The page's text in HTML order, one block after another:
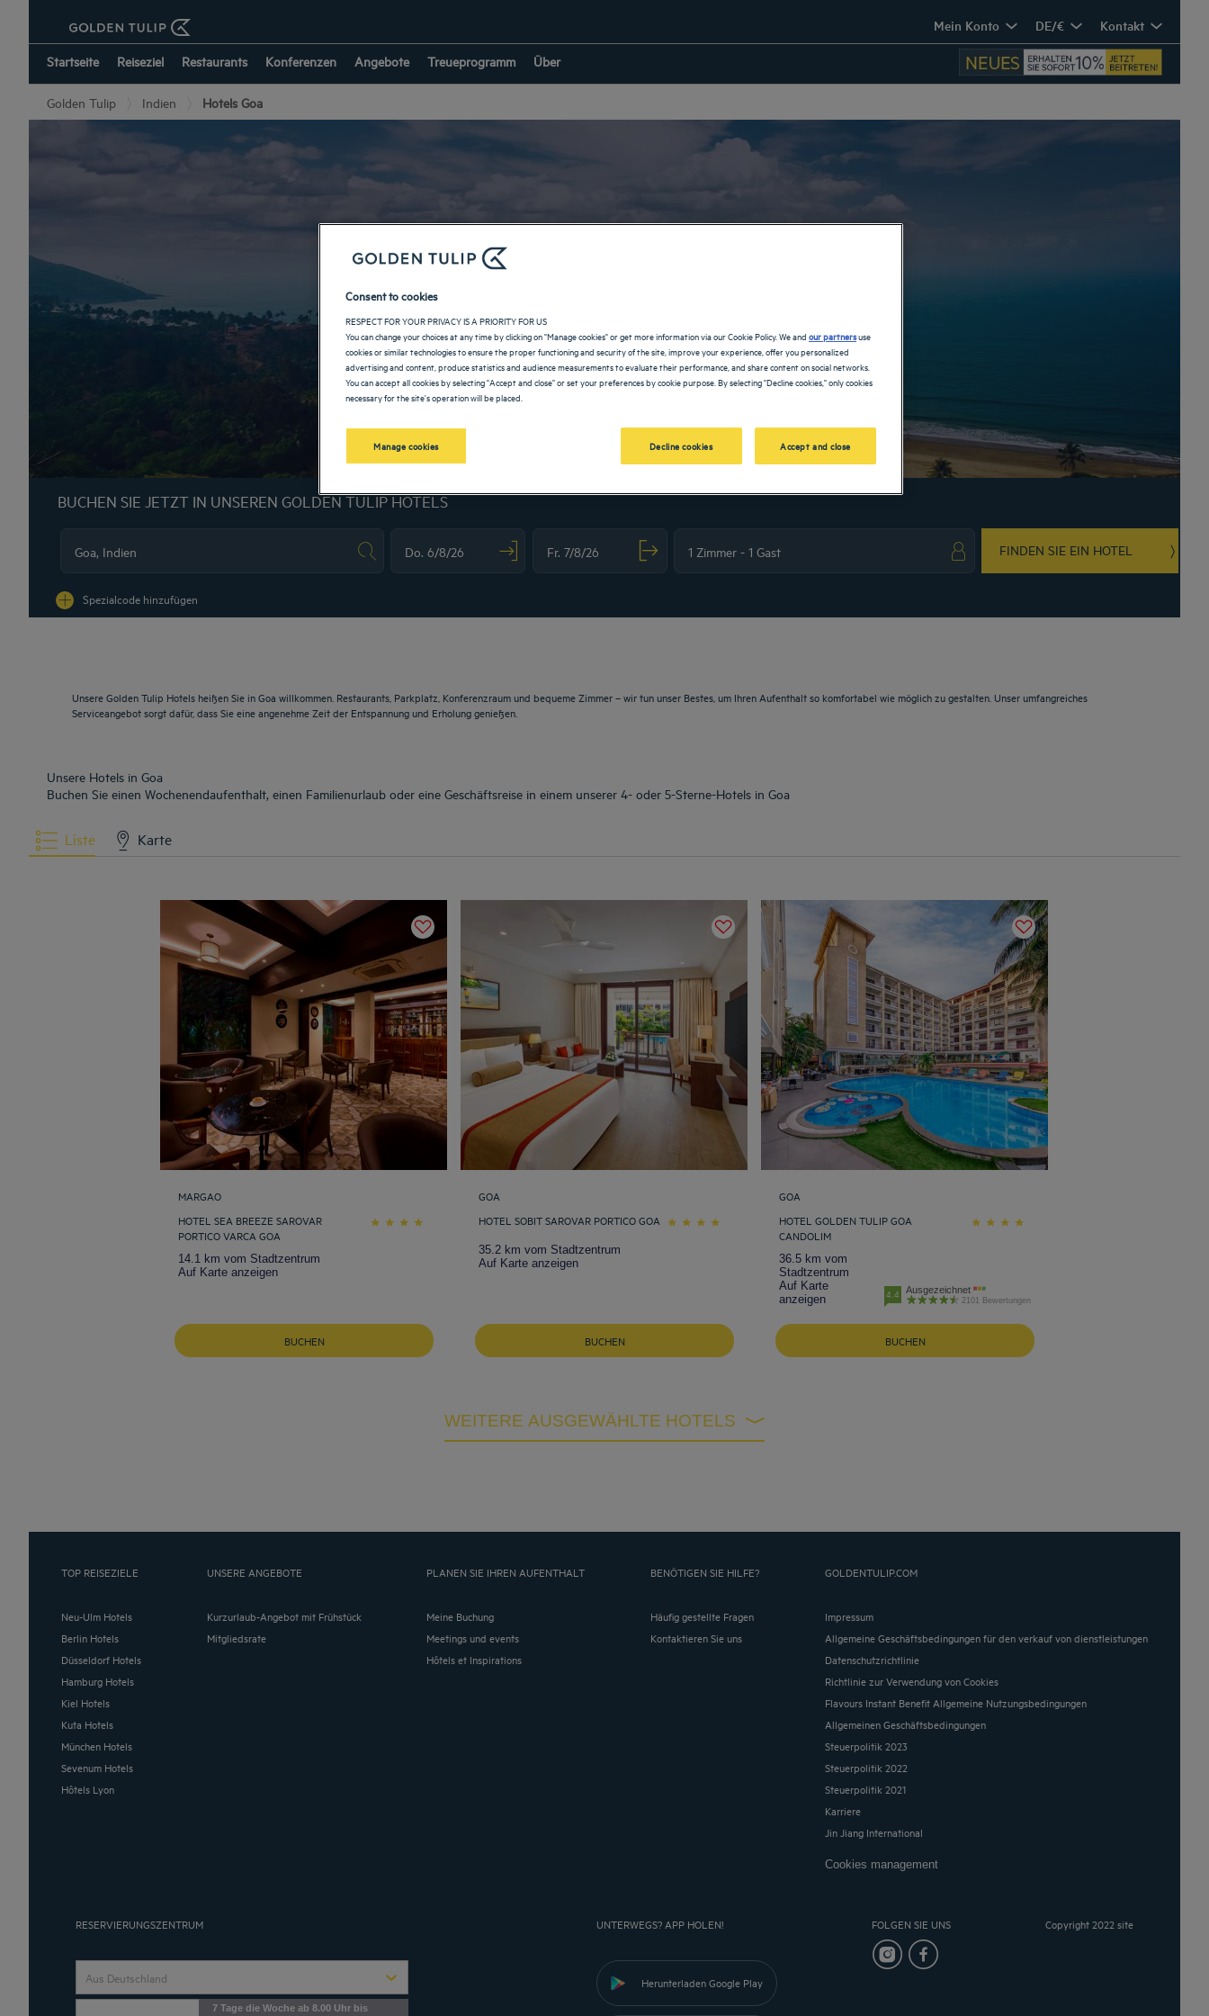
Mein Konto DE/€ Kontakt
Startseite Reiseziel Restaurants Konferenzen Angebote Treueprogramm Über
Golden Tulip Indien Hotels Goa
Hotels in Goa
ZURÜCK ZUR SEITE FÜR DIE INDIEN
BUCHEN SIE JETZT IN UNSEREN GOLDEN TULIP HOTELS
FINDEN SIE EIN HOTEL
Spezialcode hinzufügen
Unsere Golden Tulip Hotels heißen Sie in Goa willkommen. Restaurants, Parkplatz, Konferenzraum und bequeme Zimmer – wir tun unser Bestes, um Ihren Aufenthalt so komfortabel wie möglich zu gestalten. Unser umfangreiches
Serviceangebot sorgt dafür, dass Sie eine angenehme Zeit der Entspannung und Erholung genießen.
Unsere Hotels in Goa
Buchen Sie einen Wochenendaufenthalt, einen Familienurlaub oder eine Geschäftsreise in einem unserer 4- oder 5-Sterne-Hotels in Goa
Liste Karte
MARGAO
HOTEL SEA BREEZE SAROVAR
PORTICO VARCA GOA
14.1 km vom Stadtzentrum
Auf Karte anzeigen
BUCHEN
GOA
HOTEL SOBIT SAROVAR PORTICO GOA
35.2 km vom Stadtzentrum
Auf Karte anzeigen
BUCHEN
GOA
HOTEL GOLDEN TULIP GOA
CANDOLIM
36.5 km vom
Stadtzentrum
Auf Karte
anzeigen
4.4 Ausgezeichnet
2101 Bewertungen
BUCHEN
WEITERE AUSGEWÄHLTE HOTELS
TOP REISEZIELE
Neu-Ulm Hotels
Berlin Hotels
Düsseldorf Hotels
Hamburg Hotels
Kiel Hotels
Kuta Hotels
München Hotels
Sevenum Hotels
Hôtels Lyon
UNSERE ANGEBOTE
Kurzurlaub-Angebot mit Frühstück
Mitgliedsrate
PLANEN SIE IHREN AUFENTHALT
Meine Buchung
Meetings und events
Hôtels et Inspirations
BENÖTIGEN SIE HILFE?
Häufig gestellte Fragen
Kontaktieren Sie uns
GOLDENTULIP.COM
Impressum
Allgemeine Geschäftsbedingungen für den verkauf von dienstleistungen
Datenschutzrichtlinie
Richtlinie zur Verwendung von Cookies
Flavours Instant Benefit Allgemeine Nutzungsbedingungen
Allgemeinen Geschäftsbedingungen
Steuerpolitik 2023
Steuerpolitik 2022
Steuerpolitik 2021
Karriere
Jin Jiang International
Cookies management
RESERVIERUNGSZENTRUM
Aus Deutschland
7 Tage die Woche ab 8.00 Uhr bis
UNTERWEGS? APP HOLEN!
Herunterladen Google Play
FOLGEN SIE UNS Copyright 2022 site
Consent to cookies
RESPECT FOR YOUR PRIVACY IS A PRIORITY FOR US
You can change your choices at any time by clicking on "Manage cookies" or get more information via our Cookie Policy. We andour partnersuse
cookies or similar technologies to ensure the proper functioning and security of the site, improve your experience, offer you personalized
advertising and content, produce statistics and audience measurements to evaluate their performance, and share content on social networks.
You can accept all cookies by selecting "Accept and close" or set your preferences by cookie purpose. By selecting "Decline cookies," only cookies
necessary for the site's operation will be placed.
Manage cookies Decline cookies Accept and close